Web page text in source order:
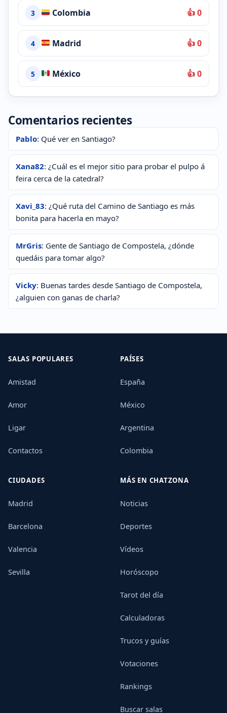
3 Colombia 👍 0
4 Madrid 👍 0
5 México 👍 0
Comentarios recientes
Pablo: Qué ver en Santiago?
Xana82: ¿Cuál es el mejor sitio para probar el pulpo á
feira cerca de la catedral?
Xavi_83: ¿Qué ruta del Camino de Santiago es más
bonita para hacerla en mayo?
MrGris: Gente de Santiago de Compostela, ¿dónde
quedáis para tomar algo?
Vicky: Buenas tardes desde Santiago de Compostela,
¿alguien con ganas de charla?
SALAS POPULARES
Amistad
Amor
Ligar
Contactos
PAÍSES
España
México
Argentina
Colombia
CIUDADES
Madrid
Barcelona
Valencia
Sevilla
MÁS EN CHATZONA
Noticias
Deportes
Vídeos
Horóscopo
Tarot del día
Calculadoras
Trucos y guías
Votaciones
Rankings
Buscar salas